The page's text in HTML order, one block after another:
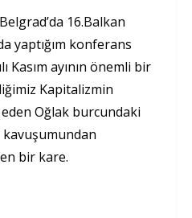
16.Balkan
yaptığım konferans
Kasım ayının önemli bir
Kapitalizmin
eden Oğlak burcundaki
bir kare.